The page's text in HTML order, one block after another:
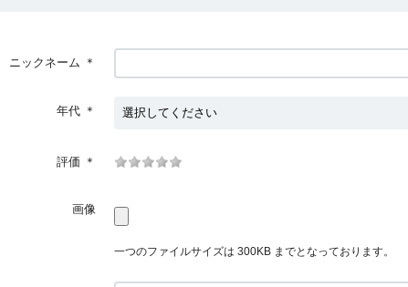
ニックネーム ＊
年代 ＊
評価 ＊
画像
一つのファイルサイズは 300KB までとなっております。